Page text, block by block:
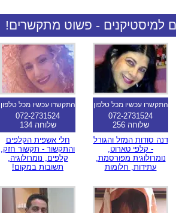
למיסטיקנים - פשוט מתקשרים!
התקשרו עכשיו מכל טלפון
072-2731524
שלוחה 256
דנה סודות המזל והגורל
- קלפי טארוט,
נומרולוגית מפורסמת,
עתידות, חלומות
התקשרו עכשיו מכל טלפון
072-2731524
שלוחה 134
חלי אשפית הקלפים
והתקשור - תקשור חזק,
קלפים, נומרולוגיה,
תשובות במקום!